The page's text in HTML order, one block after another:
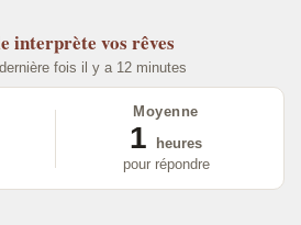
interprète vos rêves
fois il y a 12 minutes
Moyenne
1
heures
pour répondre